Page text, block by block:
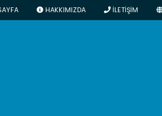
HAKKIMIZDA İLETİŞİM